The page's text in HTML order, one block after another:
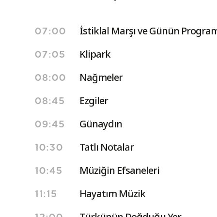
07:00 İstiklal Marşı ve Günün Program
07:05 Klipark
08:00 Nağmeler
08:45 Ezgiler
09:45 Günaydın
10:30 Tatlı Notalar
10:45 Müziğin Efsaneleri
11:15 Hayatım Müzik